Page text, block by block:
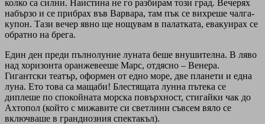
колко са силни. Наистина не го разбирам този град. Вечерях
набързо и се прибрах във Варвара, там пък се вихреше чалга-
купон. Тази вечер явно ще нощувам в палатката, евакуирах се
обратно на брега.
Един ден преди пълнолуние луната беше внушителна. В ляво
над хоризонта оранжевееше Марс, отдясно – Венера.
Гигантски театър, оформен от едно море, две планети и една
луна. Ето това са мащаби! Блестящата лунна пътека се
диплеше по спокойната морска повърхност, стигайки чак до
Ахтопол (който с мижавите си светлини съвсем вяло се
включваше в грандиозния спектакъл).